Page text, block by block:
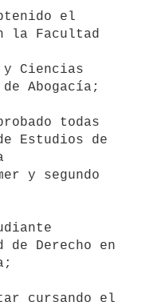
la Facultad
Abogacía;
Estudios de
y segundo
Derecho en